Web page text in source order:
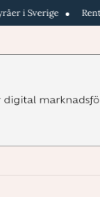
Renta gör det